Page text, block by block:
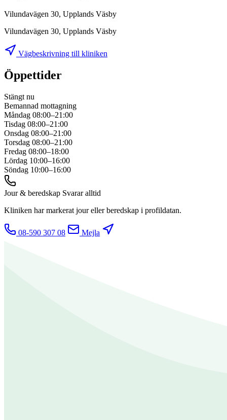
Vilundavägen 30, Upplands Väsby
Vilundavägen 30, Upplands Väsby
Vägbeskrivning till kliniken
Öppettider
Stängt nu
Bemannad mottagning
Måndag 08:00–21:00
Tisdag 08:00–21:00
Onsdag 08:00–21:00
Torsdag 08:00–21:00
Fredag 08:00–18:00
Lördag 10:00–16:00
Söndag 10:00–16:00
Jour & beredskap Svarar alltid
Kliniken har markerat jour eller beredskap i profildatan.
08-590 307 08 Mejla